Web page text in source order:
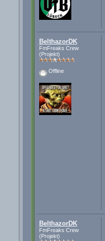
BelthazorDK
FmFreaks Crew
(Projekt)
Offline
BelthazorDK
FmFreaks Crew
(Projekt)